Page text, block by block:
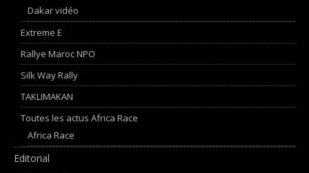
Dakar vidéo
Extreme E
Rallye Maroc NPO
Silk Way Rally
TAKLIMAKAN
Toutes les actus Africa Race
Africa Race
Editorial